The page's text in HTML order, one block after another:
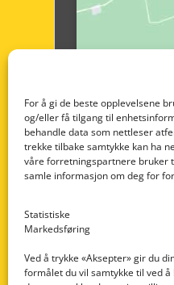
For å gi de beste opplevelsene
og/eller få tilgang til
behandle data som nettleser
trekke tilbake samtykke kan ha
våre forretningspartnere bruker
samle informasjon om deg for
Statistiske
Markedsføring
Ved å trykke «Aksepter» gir du
formålet du vil samtykke til ved
Nedre